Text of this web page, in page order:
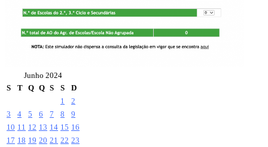
Junho 2024
S
T Q Q S S
D
1
2
3
4 5 6 7 8
9
10 11 12 13 14 15 16
17 18 19 20 21 22 23